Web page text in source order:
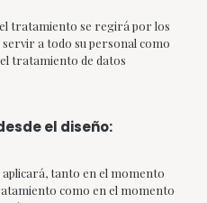
tratamiento se regirá por los
a todo su personal como
tratamiento de datos
el diseño:
tanto en el momento
como en el momento